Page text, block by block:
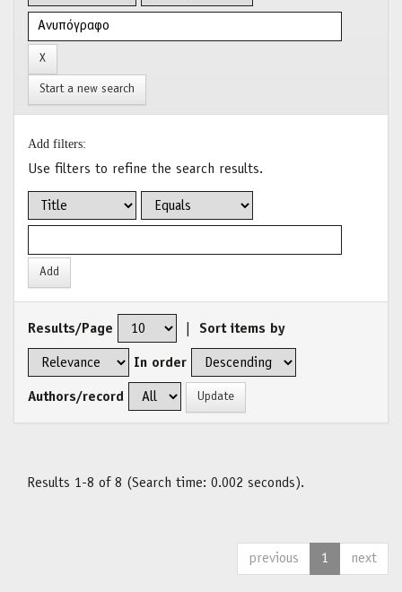
Start a new search
Add filters:
Use filters to refine the search results.
Results/Page Sort items by
In order
Authors/record
Results 1-8 of 8 (Search time: 0.002 seconds).
previous 1 next